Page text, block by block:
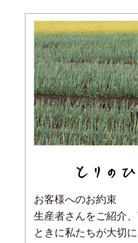
お客様へのお約束
生産者さんをご紹介
ときに私たちが大切に